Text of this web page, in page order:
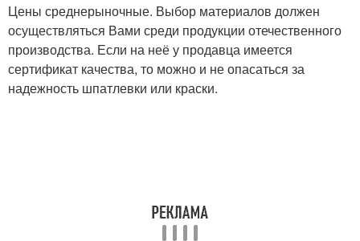
Цены среднерыночные. Выбор материалов должен
осуществляться Вами среди продукции отечественного
производства. Если на неё у продавца имеется
сертификат качества, то можно и не опасаться за
надежность шпатлевки или краски.